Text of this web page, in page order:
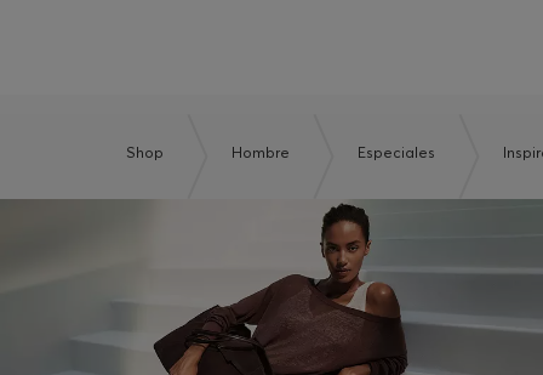
Shop Hombre Especiales